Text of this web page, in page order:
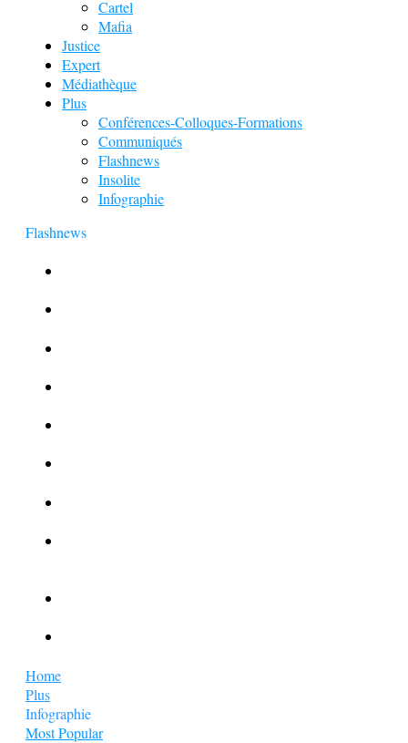
Cartel
Mafia
Justice
Expert
Médiathèque
Plus
Conférences-Colloques-Formations
Communiqués
Flashnews
Insolite
Infographie
Flashnews
Home
Plus
Infographie
Most Popular